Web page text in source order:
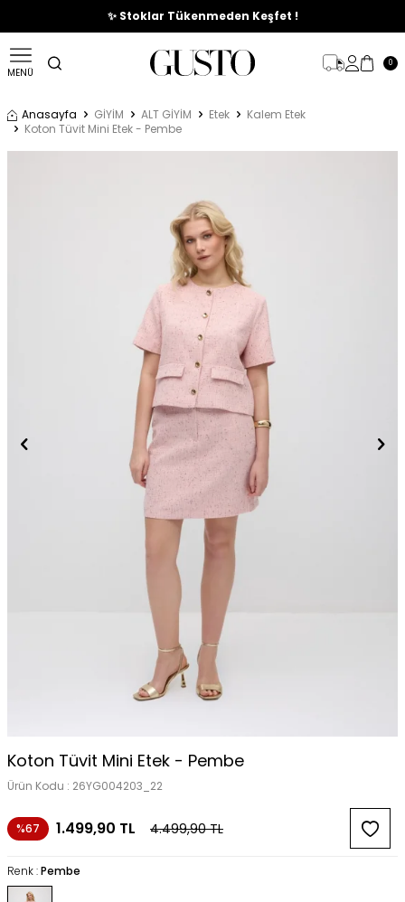
🎉%70'e Varan Büyük Yaz İndirim Başladı !
✨ Stoklar Tükenmeden Keşfet !
MENÜ
0
Anasayfa GİYİM ALT GİYİM Etek
Kalem Etek
Koton Tüvit Mini Etek - Pembe
Koton Tüvit Mini Etek - Pembe
Ürün Kodu : 26YG004203_22
%67 1.499,90 TL 4.499,90TL
Renk :Pembe